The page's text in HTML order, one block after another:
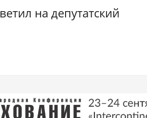
на депутатский